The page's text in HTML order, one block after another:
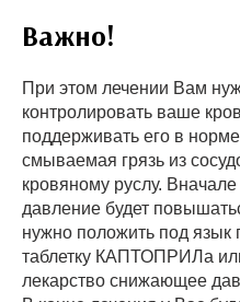
Важно!
При этом лечении Вам
контролировать ваше
поддерживать его в
смываемая грязь из
кровяному руслу.
давление будет
нужно положить под язык
таблетку КАПТОПРИЛа
лекарство снижающее